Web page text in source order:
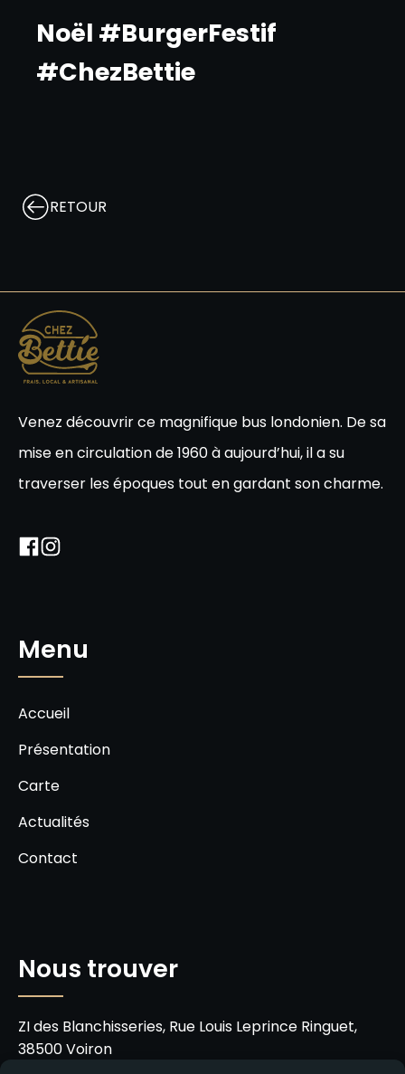
Noël #BurgerFestif
#ChezBettie
RETOUR
Venez découvrir ce magnifique bus londonien. De sa
mise en circulation de 1960 à aujourd’hui, il a su
traverser les époques tout en gardant son charme.
Menu
Accueil
Présentation
Carte
Actualités
Contact
Nous trouver
ZI des Blanchisseries, Rue Louis Leprince Ringuet,
38500 Voiron